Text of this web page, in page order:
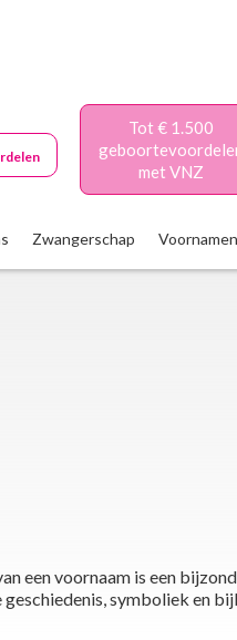
Tot € 1.500
met VNZ
Zwangerschap Voornamen
een voornaam is een
symboliek en